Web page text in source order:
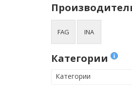
FAG INA
Категории
Категории